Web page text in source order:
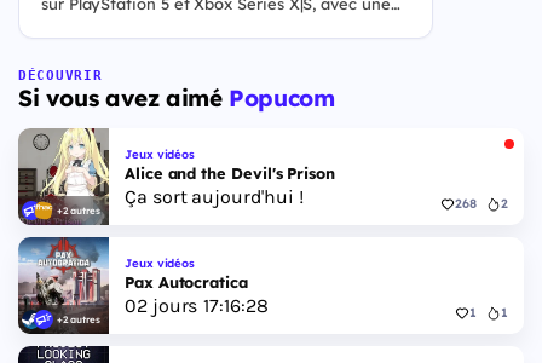
Floride, et sa ville Vice City. Il met en scène
pour la première fois un duo de protagonistes
jouables, Jason et Lucia, cette dernière étant la
première héroïne jouable d'un GTA principal.
DÉCOUVRIR
Si vous avez aimé Popucom
+2 autres
Jeux vidéos
Alice and the Devil's Prison
Ça sort aujourd'hui ! 268 2
+2 autres
Jeux vidéos
Pax Autocratica
02jours 17:16:27 1 1